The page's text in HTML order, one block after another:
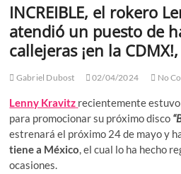
INCREIBLE, el rokero
atendió un puesto de
callejeras ¡en la
Gabriel Dubost 02/04/2024 No
Lenny Kravitz recientemente
para promocionar su próximo disco
estrenará el próximo 24 de mayo y
tiene a México, el cual lo ha hecho
ocasiones.